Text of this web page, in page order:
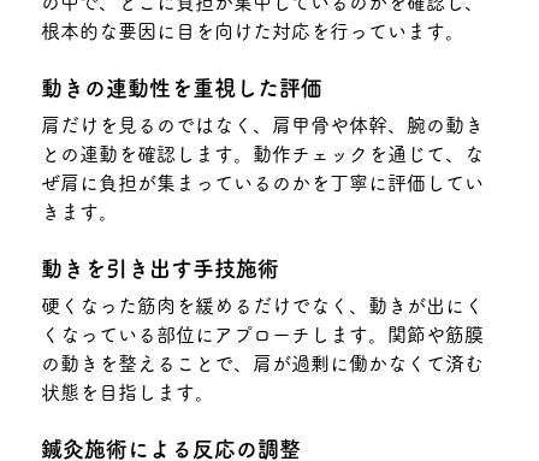
根本的な要因に目を向けた対応を行っています。
動きの連動性を重視した評価
肩だけを見るのではなく、肩甲骨や体幹、腕の動き
との連動を確認します。動作チェックを通じて、な
ぜ肩に負担が集まっているのかを丁寧に評価してい
きます。
動きを引き出す手技施術
硬くなった筋肉を緩めるだけでなく、動きが出にく
くなっている部位にアプローチします。関節や筋膜
の動きを整えることで、肩が過剰に働かなくて済む
状態を目指します。
鍼灸施術による反応の調整